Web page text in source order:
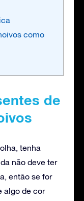
como
de
tenha
não deve ter
então se for
algo de cor